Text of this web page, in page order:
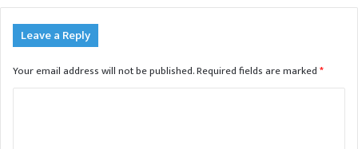
Leave a Reply
Your email address will not be published.Required fields are marked*